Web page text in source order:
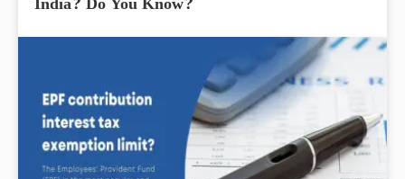
India? Do You Know?